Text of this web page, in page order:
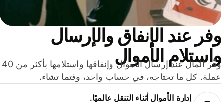
عند الإنفاق والإرسال
الأموال
وفّر المال عند إرسال الأموال وإنفاقها واستلامها بأكثر من 40
كل ما تحتاجه، في حساب واحد، وقتما تشاء.
إدارة الأموال أثناء التنقل عالميًا.